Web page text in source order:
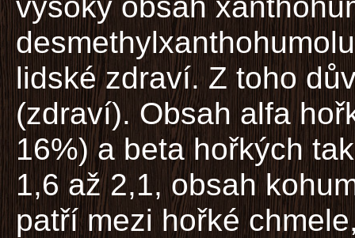
lidské zdraví. Z toho
(zdraví). Obsah alfa
16%) a beta hořkých
1,6 až 2,1, obsah
patří mezi hořké